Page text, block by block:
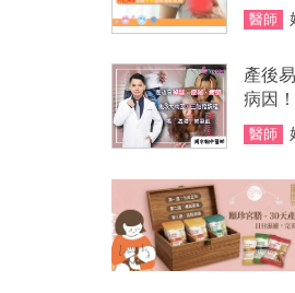
醫師
產後
病因
醫師